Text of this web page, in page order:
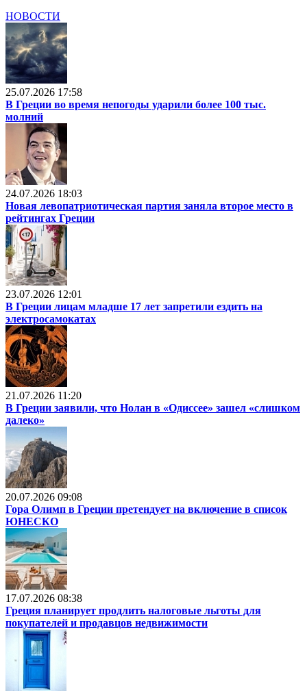
НОВОСТИ
25.07.2026 17:58
В Греции во время непогоды ударили более 100 тыс.
молний
24.07.2026 18:03
Новая левопатриотическая партия заняла второе место в
рейтингах Греции
23.07.2026 12:01
В Греции лицам младше 17 лет запретили ездить на
электросамокатах
21.07.2026 11:20
В Греции заявили, что Нолан в «Одиссее» зашел «слишком
далеко»
20.07.2026 09:08
Гора Олимп в Греции претендует на включение в список
ЮНЕСКО
17.07.2026 08:38
Греция планирует продлить налоговые льготы для
покупателей и продавцов недвижимости